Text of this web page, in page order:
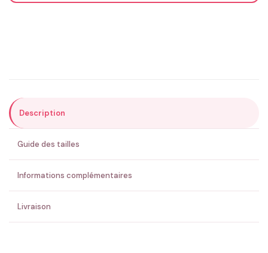
ENVOYER MA DEMANDE ✨
💚 Retour sous 24-48h🇫🇷 Flocage en France✅ Validation avant fabrication
Description
Guide des tailles
Informations complémentaires
Livraison